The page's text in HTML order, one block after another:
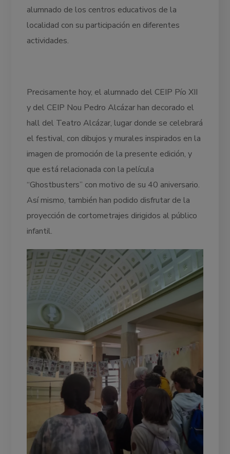
alumnado de los centros educativos de la
localidad con su participación en diferentes
actividades.
Precisamente hoy, el alumnado del CEIP Pío XII
y del CEIP Nou Pedro Alcázar han decorado el
hall del Teatro Alcázar, lugar donde se celebrará
el festival, con dibujos y murales inspirados en la
imagen de promoción de la presente edición, y
que está relacionada con la película
“Ghostbusters” con motivo de su 40 aniversario.
Así mismo, también han podido disfrutar de la
proyección de cortometrajes dirigidos al público
infantil.